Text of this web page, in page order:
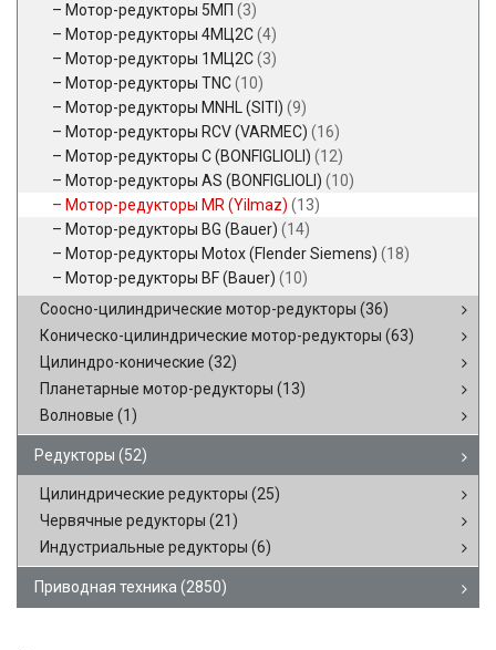
Мотор-редукторы 5МП (3)
Мотор-редукторы 4МЦ2С(4)
Мотор-редукторы 1МЦ2С(3)
Мотор-редукторы TNC(10)
Мотор-редукторы MNHL (SITI) (9)
Мотор-редукторы RCV (VARMEC) (16)
Мотор-редукторы C (BONFIGLIOLI) (12)
Мотор-редукторы AS (BONFIGLIOLI) (10)
Мотор-редукторы MR (Yilmaz) (13)
Мотор-редукторы BG (Bauer) (14)
Мотор-редукторы Motox (Flender Siemens) (18)
Мотор-редукторы BF (Bauer) (10)
Соосно-цилиндрические мотор-редукторы (36)
Коническо-цилиндрические мотор-редукторы (63)
Цилиндро-конические (32)
Планетарные мотор-редукторы (13)
Волновые (1)
Редукторы (52)
Цилиндрические редукторы (25)
Червячные редукторы (21)
Индустриальные редукторы (6)
Приводная техника (2850)